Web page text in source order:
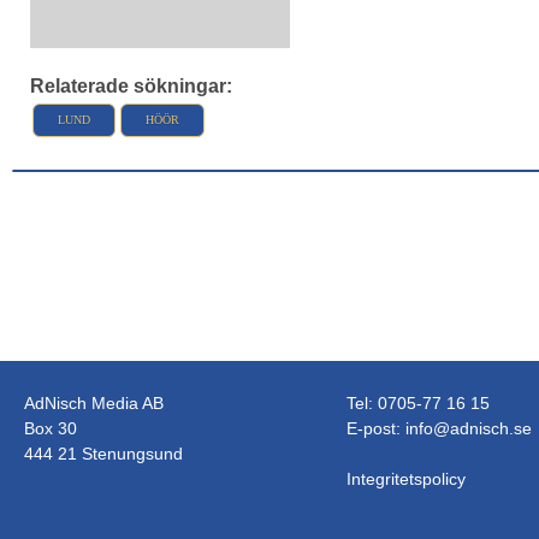
Relaterade sökningar:
LUND HÖÖR
AdNisch Media AB
Box 30
444 21 Stenungsund
Tel: 0705-77 16 15
E-post: info@adnisch.se
Integritetspolicy